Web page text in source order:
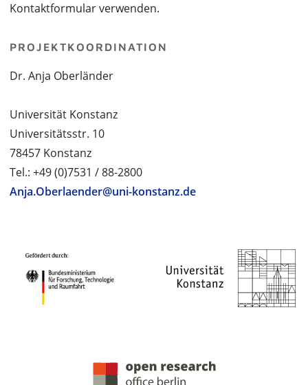
Kontaktformular verwenden.
PROJEKTKOORDINATION
Dr. Anja Oberländer
Universität Konstanz
Universitätsstr. 10
78457 Konstanz
Tel.: +49 (0)7531 / 88-2800
Anja.Oberlaender@uni-konstanz.de